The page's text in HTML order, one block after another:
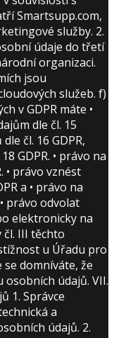
Smartsupp.com,
služby. 2.
údaje do třetí
organizaci.
jsou
služeb. f)
v GDPR máte •
dle čl. 15
čl. 16 GDPR,
GDPR. • právo na
• právo vznést
a • právo na
právo odvolat
elektronicky na
čl. III těchto
u Úřadu pro
domníváte, že
údajů. VII.
1. Správce
a
údajů. 2.